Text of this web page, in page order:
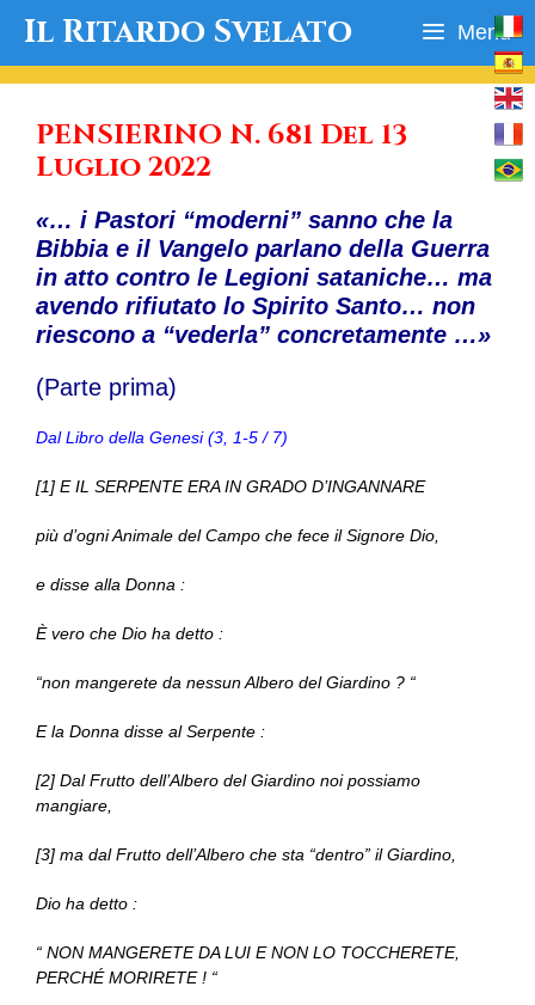
Il Ritardo Svelato Menu
PENSIERINO N. 681 Del 13
Luglio 2022
«… i Pastori “moderni” sanno che la
Bibbia e il Vangelo parlano della Guerra
in atto contro le Legioni sataniche… ma
avendo rifiutato lo Spirito Santo… non
riescono a “vederla” concretamente …»
(Parte prima)
Dal Libro della Genesi (3, 1-5 / 7)
[1] E IL SERPENTE ERA IN GRADO D’INGANNARE
più d’ogni Animale del Campo che fece il Signore Dio,
e disse alla Donna :
È vero che Dio ha detto :
“non mangerete da nessun Albero del Giardino ? “
E la Donna disse al Serpente :
[2] Dal Frutto dell’Albero del Giardino noi possiamo
mangiare,
[3] ma dal Frutto dell’Albero che sta “dentro” il Giardino,
Dio ha detto :
“ NON MANGERETE DA LUI E NON LO TOCCHERETE,
PERCHÉ MORIRETE ! “